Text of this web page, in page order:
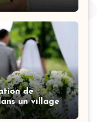
de
un village